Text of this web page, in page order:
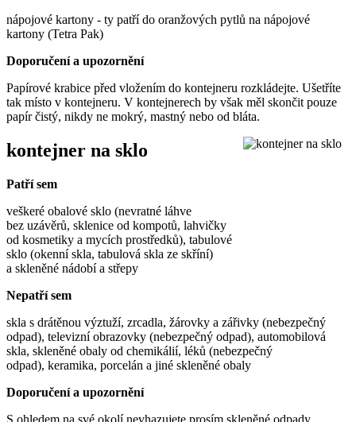
nápojové kartony - ty patří do oranžových pytlů na nápojové
kartony (Tetra Pak)
Doporučení a upozornění
Papírové krabice před vložením do kontejneru rozkládejte. Ušetříte
tak místo v kontejneru. V kontejnerech by však měl skončit pouze
papír čistý, nikdy ne mokrý, mastný nebo od bláta.
kontejner na sklo
Patří sem
veškeré obalové sklo (nevratné láhve
bez uzávěrů, sklenice od kompotů, lahvičky
od kosmetiky a mycích prostředků), tabulové
sklo (okenní skla, tabulová skla ze skříní)
a skleněné nádobí a střepy
Nepatří sem
skla s drátěnou výztuží, zrcadla, žárovky a zářivky (nebezpečný
odpad), televizní obrazovky (nebezpečný odpad), automobilová
skla, skleněné obaly od chemikálií, léků (nebezpečný
odpad), keramika, porcelán a jiné skleněné obaly
Doporučení a upozornění
S ohledem na své okolí nevhazujete prosím skleněné odpady